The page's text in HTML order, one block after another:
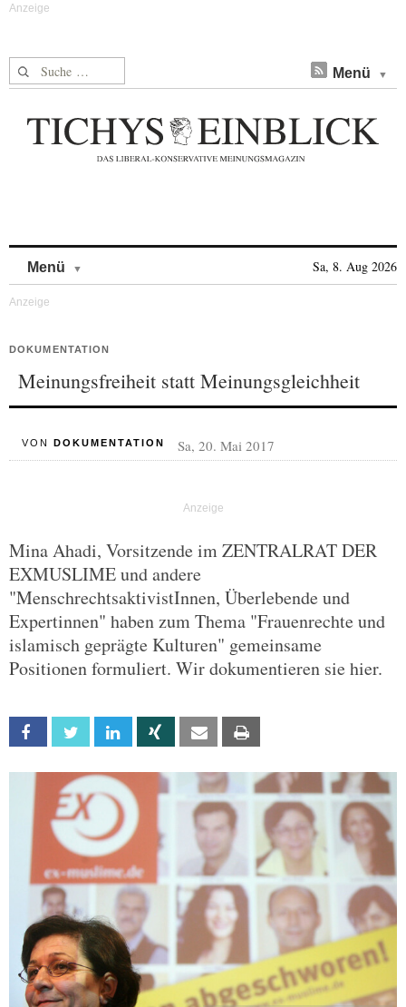
Suche nach: Menü
Menü Sa, 8. Aug 2026
DOKUMENTATION
Meinungsfreiheit statt Meinungsgleichheit
VON DOKUMENTATION Sa, 20. Mai 2017
Mina Ahadi, Vorsitzende im ZENTRALRAT DER
EXMUSLIME und andere
"MenschrechtsaktivistInnen, Überlebende und
Expertinnen" haben zum Thema "Frauenrechte und
islamisch geprägte Kulturen" gemeinsame
Positionen formuliert. Wir dokumentieren sie hier.
Facebook Twitter Linkedin Xing Email